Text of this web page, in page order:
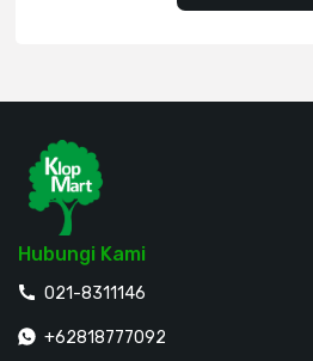
Hubungi Kami
021-8311146
+62818777092